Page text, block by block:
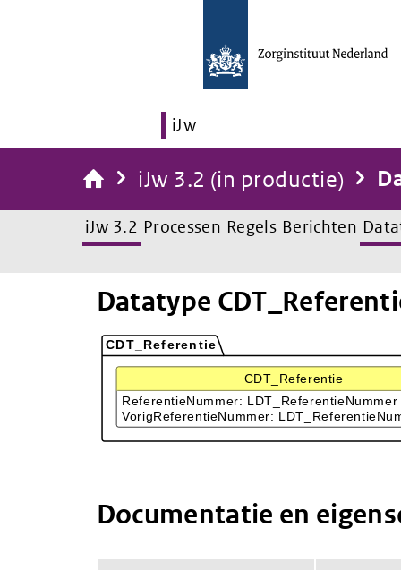
iJw
iJw 3.2 (in productie)
iJw 3.2 Processen Regels Berichten
Datatype
Documentatie en